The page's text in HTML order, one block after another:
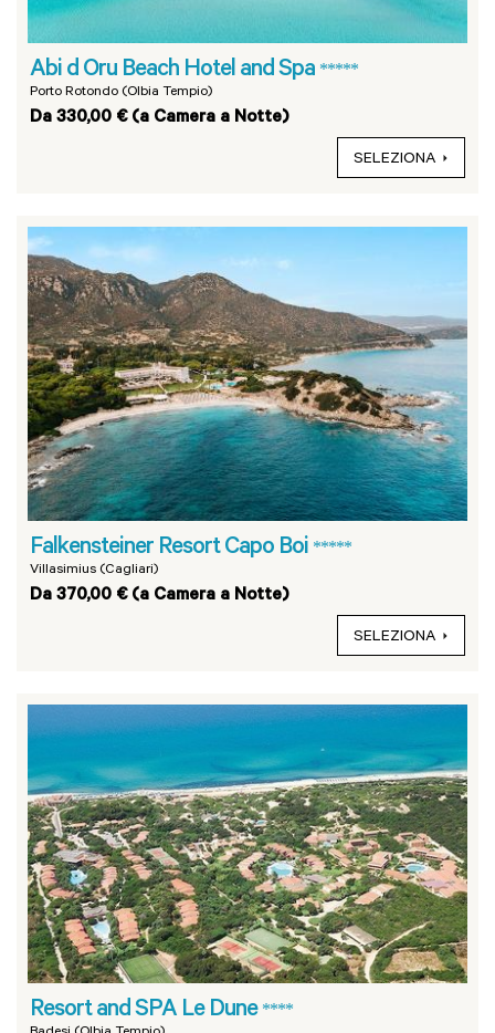
Abi d Oru Beach Hotel and Spa *****
Porto Rotondo (Olbia Tempio)
Da 330,00 € (a Camera a Notte)
SELEZIONA
Falkensteiner Resort Capo Boi *****
Villasimius (Cagliari)
Da 370,00 € (a Camera a Notte)
SELEZIONA
Resort and SPA Le Dune ****